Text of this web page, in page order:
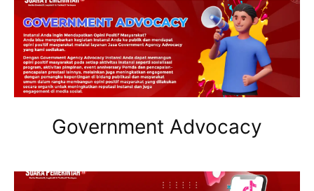
Government Advocacy